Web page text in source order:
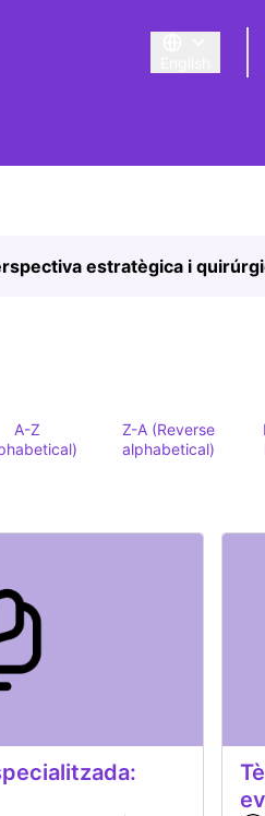
Triar la llengua
estratègica i
A-Z
Z-A (Reverse
alphabetical)